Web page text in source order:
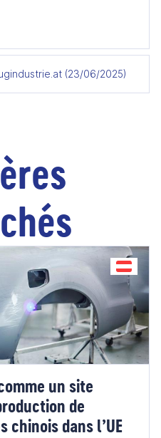
(23/06/2025)
un site
de
dans l’UE